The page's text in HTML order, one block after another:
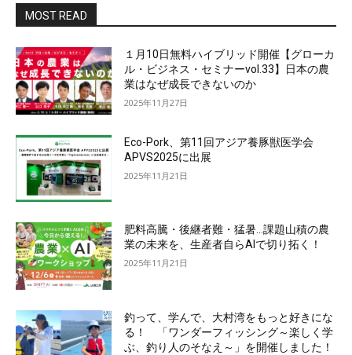
MOST READ
１月10日無料ハイブリッド開催【グローカ
ル・ビジネス・セミナーvol.33】日本の農
業はなぜ成長できないのか
2025年11月27日
Eco-Pork、第11回アジア養豚獣医学会
APVS2025に出展
2025年11月21日
肥料高騰・後継者難・猛暑…課題山積の農
業の未来を、生産者自らAIで切り拓く！
2025年11月21日
釣って、学んで、大村湾をもっと好きにな
る！ 「ワンダーフィッシング～楽しく学
ぶ、釣り人のそなえ～」を開催しました！